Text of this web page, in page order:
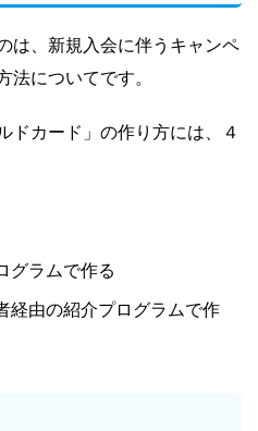
は、新規入会に伴うキャンペ
法についてです。
ドカード」の作り方には、４
グラムで作る
経由の紹介プログラムで作